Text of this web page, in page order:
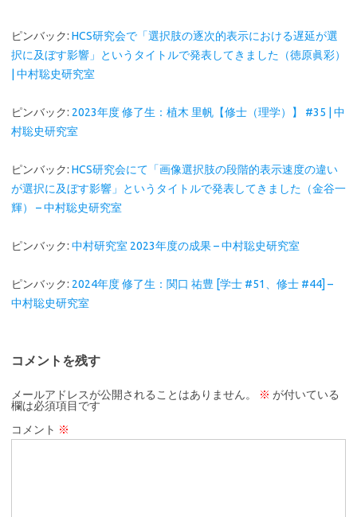
ピンバック: HCS研究会で「選択肢の逐次的表示における遅延が選
択に及ぼす影響」というタイトルで発表してきました（徳原眞彩）
| 中村聡史研究室
ピンバック: 2023年度 修了生：植木 里帆【修士（理学）】 #35 | 中
村聡史研究室
ピンバック: HCS研究会にて「画像選択肢の段階的表示速度の違い
が選択に及ぼす影響」というタイトルで発表してきました（金谷一
輝） – 中村聡史研究室
ピンバック: 中村研究室 2023年度の成果 – 中村聡史研究室
ピンバック: 2024年度 修了生：関口 祐豊 [学士 #51、修士 #44] –
中村聡史研究室
コメントを残す
メールアドレスが公開されることはありません。 ※ が付いている
欄は必須項目です
コメント ※